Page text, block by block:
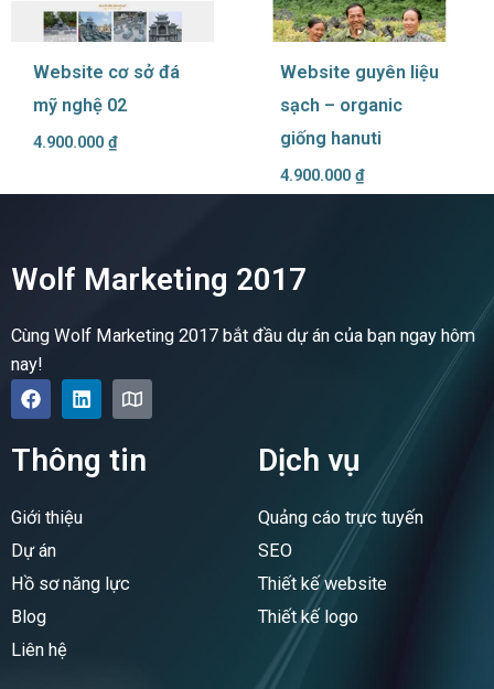
Website cơ sở đá
mỹ nghệ 02
4.900.000 ₫
Website guyên liệu
sạch – organic
giống hanuti
4.900.000 ₫
Wolf Marketing 2017
Cùng Wolf Marketing 2017 bắt đầu dự án của bạn ngay hôm
nay!
F
a
c
e
b
o
k
L
i
n
e
n
M
a
p
Thông tin
Giới thiệu
Dự án
Hồ sơ năng lực
Blog
Liên hệ
Dịch vụ
Quảng cáo trực tuyến
SEO
Thiết kế website
Thiết kế logo